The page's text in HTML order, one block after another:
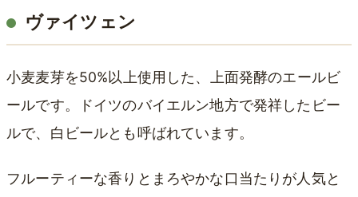
ヴァイツェン
小麦麦芽を50%以上使用した、上面発酵のエールビ
ールです。ドイツのバイエルン地方で発祥したビー
ルで、白ビールとも呼ばれています。
フルーティーな香りとまろやかな口当たりが人気と